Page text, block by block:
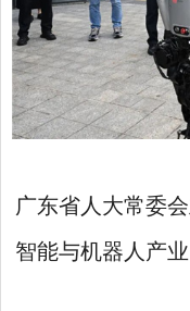
广东省人大常委
智能与机器人产